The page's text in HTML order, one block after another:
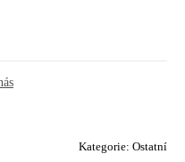
Kategorie: Ostatní